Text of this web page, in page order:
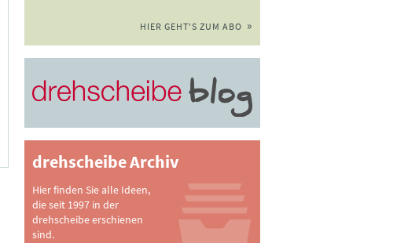
HIER GEHT'S ZUM ABO
drehscheibe Archiv
Hier finden Sie alle Ideen,
die seit 1997 in der
drehscheibe erschienen
sind.